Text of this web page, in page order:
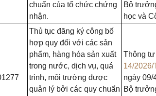
chuẩn của tổ chức chứng
nhận.
Bộ
học và
Thủ tục đăng ký công bố
hợp quy đối với các sản
phẩm, hàng hóa sản xuất
trong nước, dịch vụ, quá
trình, môi trường được
quản lý bởi các quy chuẩn
Thông
14/2026/
ngày 09/
Bộ